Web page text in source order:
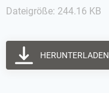
Dateigröße: 244.16 KB
HERUNTERLADEN